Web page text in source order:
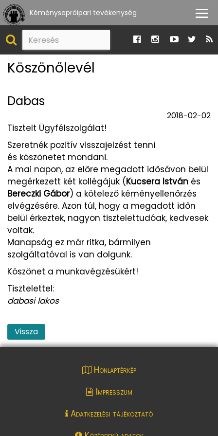
Kéményseprőipari tevékenység
Köszönőlevél
Dabas
2018-02-02
Tisztelt Ügyfélszolgálat!
Szeretnék pozitív visszajelzést tenni
és köszönetet mondani.
A mai napon, az előre megadott idősávon belül
megérkezett két kollégájuk (Kucsera István és
Bereczki Gábor) a kötelező kéményellenőrzés
elvégzésére. Azon túl, hogy a megadott időn
belül érkeztek, nagyon tisztelettudóak, kedvesek
voltak.
Manapság ez már ritka, bármilyen
szolgáltatóval is van dolgunk.
Köszönet a munkavégzésükért!
Tisztelettel:
dabasi lakos
Vissza
Honlaptérkép
Impresszum
Adatkezelési tájékoztató